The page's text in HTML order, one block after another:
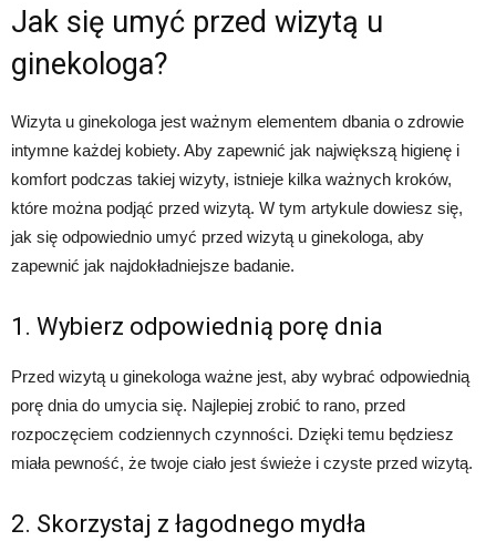
Jak się umyć przed wizytą u
ginekologa?
Wizyta u ginekologa jest ważnym elementem dbania o zdrowie
intymne każdej kobiety. Aby zapewnić jak największą higienę i
komfort podczas takiej wizyty, istnieje kilka ważnych kroków,
które można podjąć przed wizytą. W tym artykule dowiesz się,
jak się odpowiednio umyć przed wizytą u ginekologa, aby
zapewnić jak najdokładniejsze badanie.
1. Wybierz odpowiednią porę dnia
Przed wizytą u ginekologa ważne jest, aby wybrać odpowiednią
porę dnia do umycia się. Najlepiej zrobić to rano, przed
rozpoczęciem codziennych czynności. Dzięki temu będziesz
miała pewność, że twoje ciało jest świeże i czyste przed wizytą.
2. Skorzystaj z łagodnego mydła